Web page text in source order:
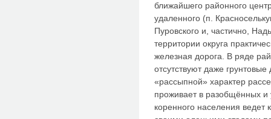
ближайшего районного
удаленного (п.
Пуровского и, частично,
территории округа
железная дорога. В ряде
отсутствуют даже
«рассыпной» характер
проживает в разобщённых и
коренного населения